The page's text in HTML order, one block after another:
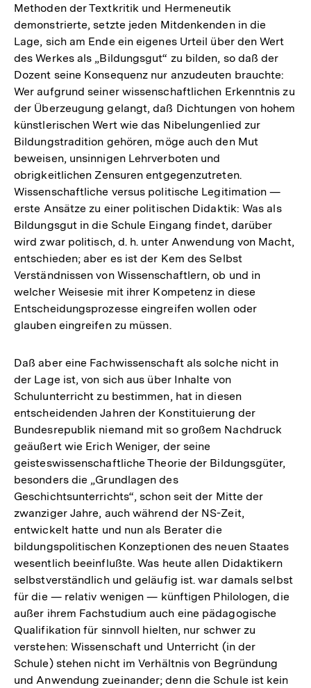
Methoden der Textkritik und Hermeneutik
demonstrierte, setzte jeden Mitdenkenden in die
Lage, sich am Ende ein eigenes Urteil über den Wert
des Werkes als „Bildungsgut“ zu bilden, so daß der
Dozent seine Konsequenz nur anzudeuten brauchte:
Wer aufgrund seiner wissenschaftlichen Erkenntnis zu
der Überzeugung gelangt, daß Dichtungen von hohem
künstlerischen Wert wie das Nibelungenlied zur
Bildungstradition gehören, möge auch den Mut
beweisen, unsinnigen Lehrverboten und
obrigkeitlichen Zensuren entgegenzutreten.
Wissenschaftliche versus politische Legitimation —
erste Ansätze zu einer politischen Didaktik: Was als
Bildungsgut in die Schule Eingang findet, darüber
wird zwar politisch, d. h. unter Anwendung von Macht,
entschieden; aber es ist der Kem des Selbst
Verständnissen von Wissenschaftlern, ob und in
welcher Weisesie mit ihrer Kompetenz in diese
Entscheidungsprozesse eingreifen wollen oder
glauben eingreifen zu müssen.
Daß aber eine Fachwissenschaft als solche nicht in
der Lage ist, von sich aus über Inhalte von
Schulunterricht zu bestimmen, hat in diesen
entscheidenden Jahren der Konstituierung der
Bundesrepublik niemand mit so großem Nachdruck
geäußert wie Erich Weniger, der seine
geisteswissenschaftliche Theorie der Bildungsgüter,
besonders die „Grundlagen des
Geschichtsunterrichts“, schon seit der Mitte der
zwanziger Jahre, auch während der NS-Zeit,
entwickelt hatte und nun als Berater die
bildungspolitischen Konzeptionen des neuen Staates
wesentlich beeinflußte. Was heute allen Didaktikern
selbstverständlich und geläufig ist. war damals selbst
für die — relativ wenigen — künftigen Philologen, die
außer ihrem Fachstudium auch eine pädagogische
Qualifikation für sinnvoll hielten, nur schwer zu
verstehen: Wissenschaft und Unterricht (in der
Schule) stehen nicht im Verhältnis von Begründung
und Anwendung zueinander; denn die Schule ist kein